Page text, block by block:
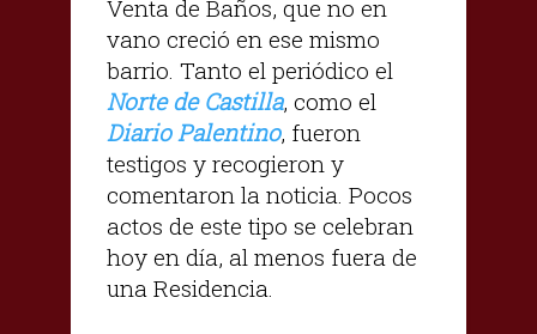
Venta de Baños, que no en
vano creció en ese mismo
barrio. Tanto el periódico el
Norte de Castilla, como el
Diario Palentino, fueron
testigos y recogieron y
comentaron la noticia. Pocos
actos de este tipo se celebran
hoy en día, al menos fuera de
una Residencia.